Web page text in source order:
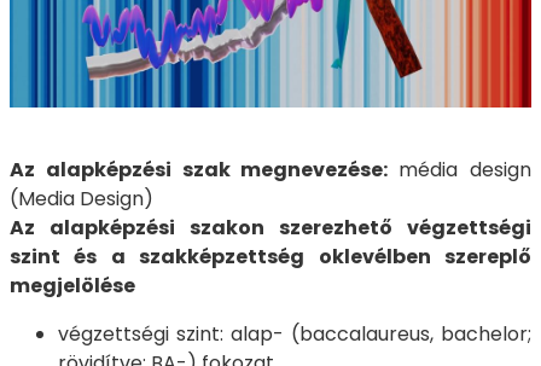
Az alapképzési szak megnevezése: média design
(Media Design)
Az alapképzési szakon szerezhető végzettségi
szint és a szakképzettség oklevélben szereplő
megjelölése
végzettségi szint: alap- (baccalaureus, bachelor;